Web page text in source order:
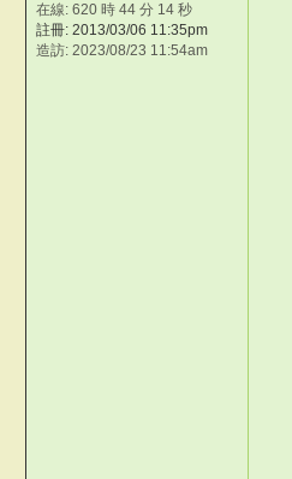
在線: 620 時 44 分 14 秒
註冊: 2013/03/06 11:35pm
造訪: 2023/08/23 11:54am